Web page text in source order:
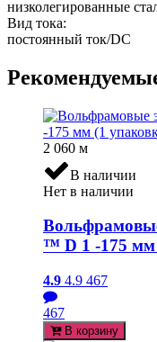
низколегированные
Вид тока:
постоянный ток/DC
2 060 м
В наличии
Нет в наличии
™ D 1 -175 мм
4.9 4.9 467
467
В корзину